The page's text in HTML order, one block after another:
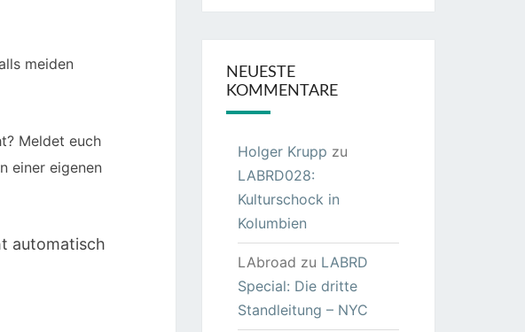
meiden
Meldet euch
einer eigenen
automatisch
NEUESTE
KOMMENTARE
Holger Krupp zu
LABRD028:
Kulturschock in
Kolumbien
LAbroad zu LABRD
Special: Die dritte
Standleitung – NYC